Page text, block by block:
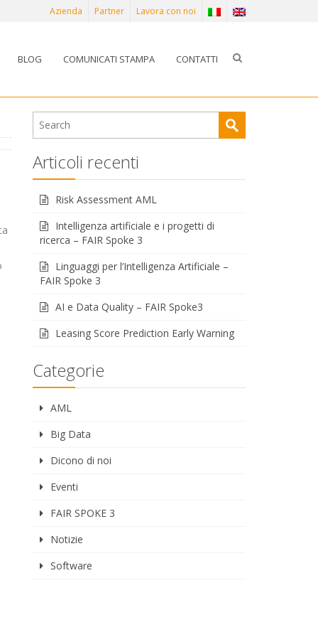
Azienda Partner Lavora con noi
BLOG COMUNICATI STAMPA CONTATTI
Articoli recenti
Risk Assessment AML
Intelligenza artificiale e i progetti di
ricerca – FAIR Spoke 3
Linguaggi per l’Intelligenza Artificiale –
FAIR Spoke 3
AI e Data Quality – FAIR Spoke3
Leasing Score Prediction Early Warning
Categorie
AML
Big Data
Dicono di noi
Eventi
FAIR SPOKE 3
Notizie
Software